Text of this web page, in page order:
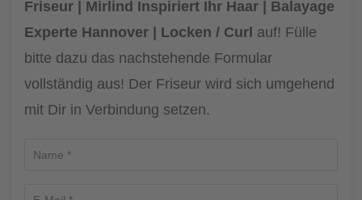
Friseur | Mirlind Inspiriert Ihr Haar | Balayage
Experte Hannover | Locken / Curl auf! Fülle
bitte dazu das nachstehende Formular
vollständig aus! Der Friseur wird sich umgehend
mit Dir in Verbindung setzen.